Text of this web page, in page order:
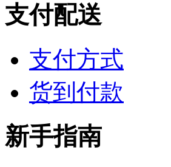
支付配送
支付方式
货到付款
新手指南